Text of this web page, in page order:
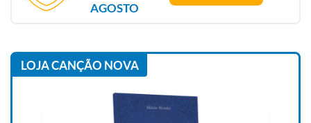
AGOSTO
LOJA CANÇÃO NOVA